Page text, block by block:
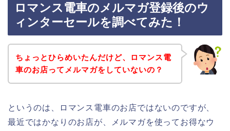
ロマンス電車のメルマガ登録後のウ
ィンターセールを調べてみた！
ちょっとひらめいたんだけど、ロマンス電
車のお店ってメルマガをしていないの？
というのは、ロマンス電車のお店ではないのですが、
最近ではかなりのお店が、メルマガを使ってお得なウ